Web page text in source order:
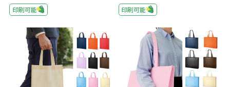
印刷可能
印刷可能